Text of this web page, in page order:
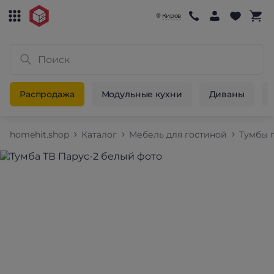
Киров
Распродажа Модульные кухни Диваны
homehit.shop Каталог Мебель для гостиной Тумбы